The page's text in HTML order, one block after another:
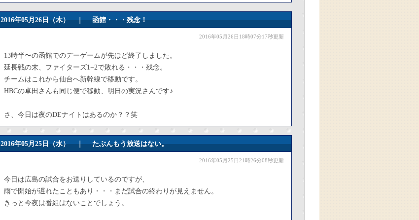
2016年05月26日（木） ｜函館・・・残念！
2016年05月26日18時07分17秒更新
13時半〜の函館でのデーゲームが先ほど終了しました。
延長戦の末、ファイターズ1−2で敗れる・・・残念。
チームはこれから仙台へ新幹線で移動です。
HBCの卓田さんも同じ便で移動、明日の実況さんです♪
さ、今日は夜のDEナイトはあるのか？？笑
2016年05月25日（水） ｜たぶんもう放送はない。
2016年05月25日21時26分08秒更新
今日は広島の試合をお送りしているのですが、
雨で開始が遅れたこともあり・・・まだ試合の終わりが見えません。
きっと今夜は番組はないことでしょう。